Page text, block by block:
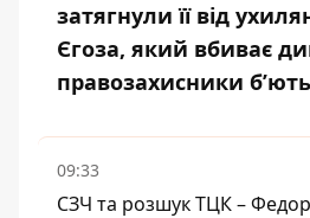
затягнули її від
Єгоза, який вбиває
правозахисники
09:33
СЗЧ та розшук ТЦК –